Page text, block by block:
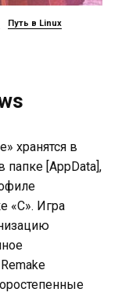
Путь в Linux
хранятся в
папке [AppData],
«C». Игра